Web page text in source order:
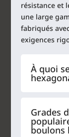
résistance et
une large
fabriqués
exigences
À quoi
Grades
boulons